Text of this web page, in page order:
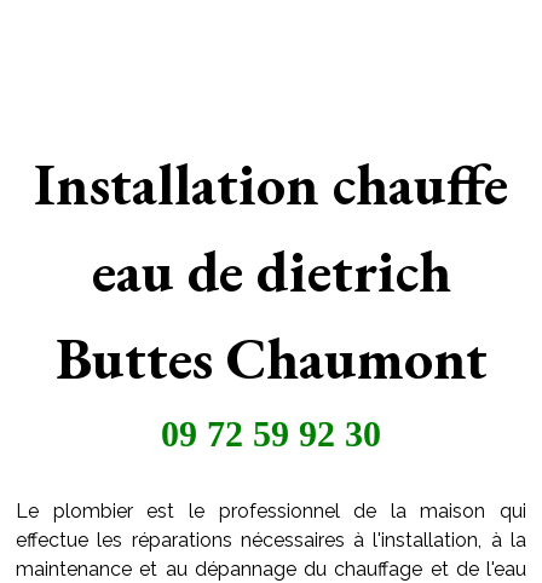
Installation chauffe
eau de dietrich
Buttes Chaumont
09 72 59 92 30
Le plombier est le professionnel de la maison qui
effectue les réparations nécessaires à l'installation, à la
maintenance et au dépannage du chauffage et de l'eau